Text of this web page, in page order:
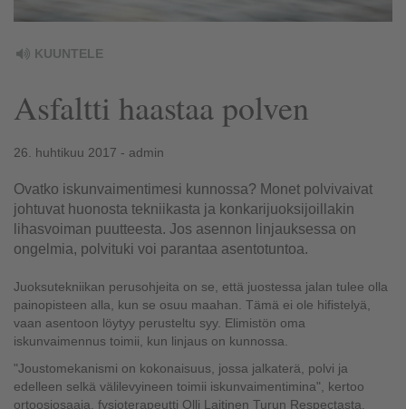
KUUNTELE
Asfaltti haastaa polven
26. huhtikuu 2017 - admin
Ovatko iskunvaimentimesi kunnossa? Monet polvivaivat
johtuvat huonosta tekniikasta ja konkarijuoksijoillakin
lihasvoiman puutteesta. Jos asennon linjauksessa on
ongelmia, polvituki voi parantaa asentotuntoa.
Juoksutekniikan perusohjeita on se, että juostessa jalan tulee olla
painopisteen alla, kun se osuu maahan. Tämä ei ole hifistelyä,
vaan asentoon löytyy perusteltu syy. Elimistön oma
iskunvaimennus toimii, kun linjaus on kunnossa.
"Joustomekanismi on kokonaisuus, jossa jalkaterä, polvi ja
edelleen selkä välilevyineen toimii iskunvaimentimina", kertoo
ortoosiosaaja, fysioterapeutti Olli Laitinen Turun Respectasta.